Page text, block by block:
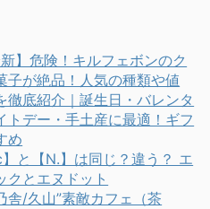
】危険！キルフェボンのク
子が絶品！人気の種類や値
徹底紹介｜誕生日・バレンタ
トデー・手土産に最適！ギフ
め
】と【N.】は同じ？違う？ エ
クとエヌドット
舎/久山”素敵カフェ（茶